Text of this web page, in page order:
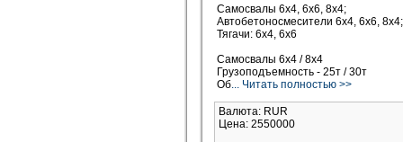
Самосвалы 6х4, 6х6, 8х4;
Автобетоносмесители 6х4, 6х6, 8х4;
Тягачи: 6х4, 6х6
Самосвалы 6х4 / 8х4
Грузоподъемность - 25т / 30т
Об... Читать полностью >>
Валюта: RUR
Цена: 2550000